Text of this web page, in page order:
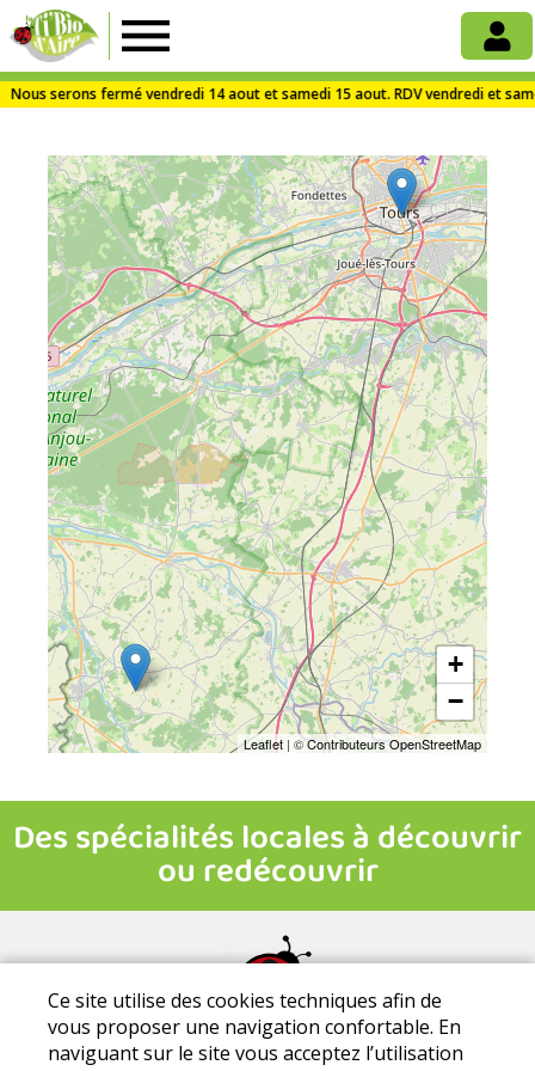
La
Ti'Bio
d'Aire
+
−
Leaflet | ©Contributeurs OpenStreetMap
Mentions légales | Conditions Générales de Ventes|Protection
Ce site utilise des cookies techniques afin de
vous proposer une navigation confortable. En
naviguant sur le site vous acceptez l’utilisation